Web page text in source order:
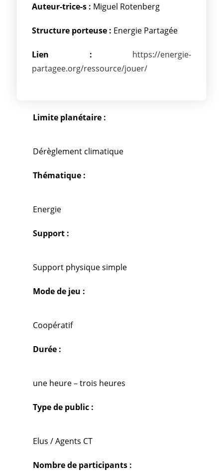
Auteur-trice-s : Miguel Rotenberg
Structure porteuse : Energie Partagée
Lien :
https://energie-
partagee.org/ressource/jouer/
Limite planétaire :
Dérèglement climatique
Thématique :
Energie
Support :
Support physique simple
Mode de jeu :
Coopératif
Durée :
une heure – trois heures
Type de public :
Elus / Agents CT
Nombre de participants :